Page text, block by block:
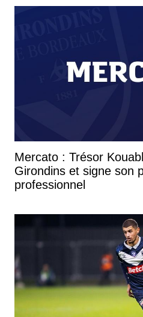
Mercato : Trésor
Girondins et signe son
professionnel